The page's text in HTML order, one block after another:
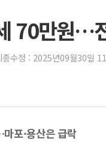
70만원…
종수정 : 2025년09월30일
포·용산은 급락